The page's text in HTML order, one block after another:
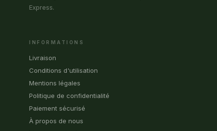
Express.
INFORMATIONS
Livraison
Conditions d'utilisation
Mentions légales
Politique de confidentialité
Paiement sécurisé
À propos de nous